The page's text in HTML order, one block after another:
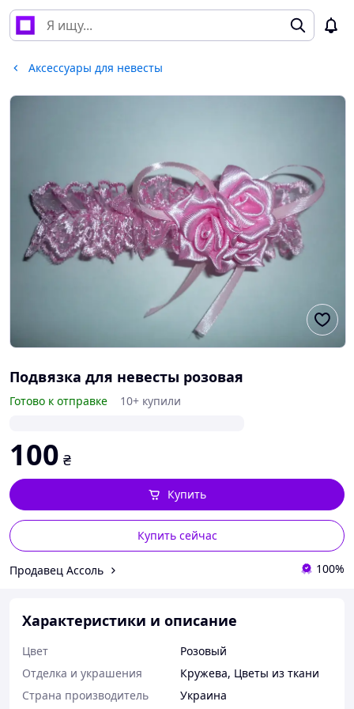
Аксессуары для невесты
Подвязка для невесты розовая
Готово к отправке 10+ купили
100 ₴
Купить сейчас
Купить
Продавец Ассоль 100%
Характеристики и описание
Цвет
Розовый
Отделка и украшения
Кружева, Цветы из ткани
Страна производитель
Украина